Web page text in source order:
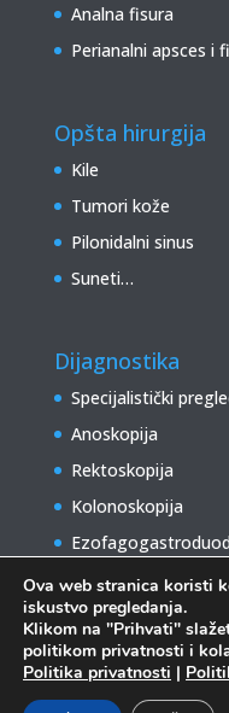
Analna fisura
Perianalni apsces i
Opšta hirurgija
Kile
Tumori kože
Pilonidalni sinus
Suneti…
Dijagnostika
Specijalistički
Anoskopija
Rektoskopija
Kolonoskopija
Centar za opštu i
Ova web stranica koristi
iskustvo pregledanja.
Klikom na "Prihvati"
politikom privatnosti i
Politika privatnosti |